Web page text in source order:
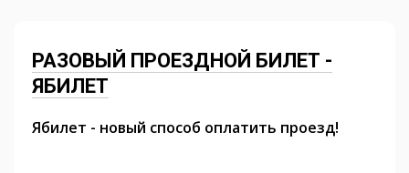
РАЗОВЫЙ ПРОЕЗДНОЙ БИЛЕТ -
ЯБИЛЕТ
Ябилет - новый способ оплатить проезд!